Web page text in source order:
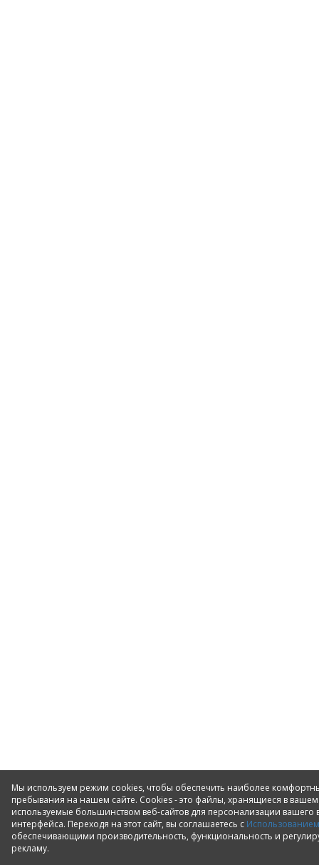
Мы используем режим cookies, чтобы обеспечить наиболее
пребывания на нашем сайте. Cookies - это файлы, хранящиеся в
используемые большинством веб-сайтов для персонализации вашего
интерфейса. Переходя на этот сайт, вы соглашаетесь с
обеспечивающими производительность, функциональность и
рекламу.